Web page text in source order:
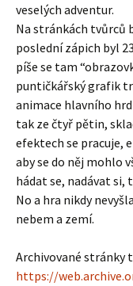
veselých adventur.
Na stránkách tvůrců
poslední zápich byl
píše se tam
puntičkářský grafik
animace hlavního
tak ze čtyř pětin,
efektech se pracuje,
aby se do něj mohlo
hádat se, nadávat si,
No a hra nikdy
nebem a zemí.
Archivované stránky
https://